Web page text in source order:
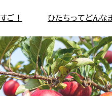
ご！ ひたちってどんな